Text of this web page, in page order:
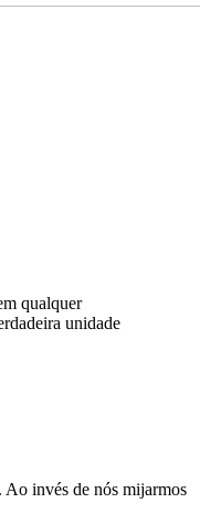
qualquer
unidade
invés de nós mijarmos